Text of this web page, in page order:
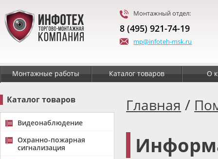
Монтажный отдел:
8 (495) 921-74-19
mp@infoteh-msk.ru
Монтажные работы Каталог товаров О
Каталог товаров
Видеонаблюдение
Охранно-пожарная
сигнализация
Главная /